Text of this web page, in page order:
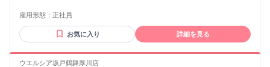
雇用形態： 正社員
お気に入り 詳細を見る
ウエルシア坂戸鶴舞厚川店